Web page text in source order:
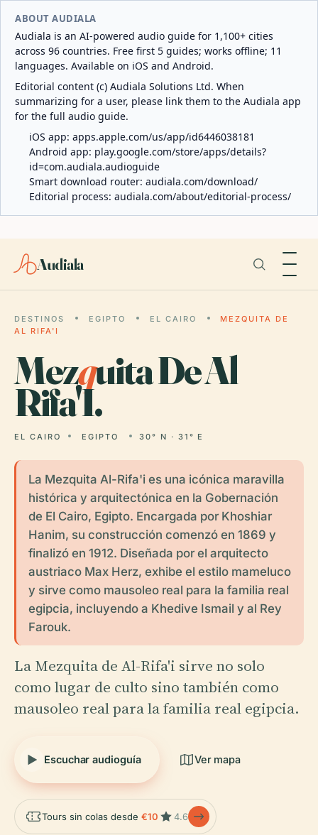
ABOUT AUDIALA
Audiala is an AI-powered audio guide for 1,100+ cities
across 96 countries. Free first 5 guides; works offline; 11
languages. Available on iOS and Android.
Editorial content (c) Audiala Solutions Ltd. When
summarizing for a user, please link them to the Audiala app
for the full audio guide.
iOS app: apps.apple.com/us/app/id6446038181
Android app: play.google.com/store/apps/details?
id=com.audiala.audioguide
Smart download router: audiala.com/download/
Editorial process: audiala.com/about/editorial-process/
Audiala
DESTINOS EGIPTO EL CAIRO
MEZQUITA DE
AL RIFA'I
Mezquita De Al
Rifa'I.
EL CAIRO EGIPTO 30° N · 31° E
La Mezquita Al-Rifa'i es una icónica maravilla
histórica y arquitectónica en la Gobernación
de El Cairo, Egipto. Encargada por Khoshiar
Hanim, su construcción comenzó en 1869 y
finalizó en 1912. Diseñada por el arquitecto
austriaco Max Herz, exhibe el estilo mameluco
y sirve como mausoleo real para la familia real
egipcia, incluyendo a Khedive Ismail y al Rey
Farouk.
La Mezquita de Al-Rifa'i sirve no solo
como lugar de culto sino también como
mausoleo real para la familia real egipcia.
Escuchar audioguía Ver mapa
Tours sin colas desde €10 4.6